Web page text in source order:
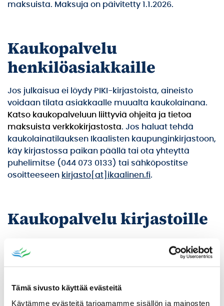
Tämä sivusto käyttää evästeitä
Käytämme evästeitä tarjoamamme sisällön ja mainosten
maksuista. Maksuja on päivitetty 1.1.2026.
Kaukopalvelu
henkilöasiakkaille
Jos julkaisua ei löydy PIKI-kirjastoista, aineisto
voidaan tilata asiakkaalle muualta kaukolainana.
Katso kaukopalveluun liittyviä ohjeita ja tietoa
maksuista verkkokirjastosta. Jos haluat tehdä
kaukolainatilauksen Ikaalisten kaupunginkirjastoon,
käy kirjastossa paikan päällä tai ota yhteyttä
puhelimitse (044 073 0133) tai sähköpostitse
osoitteeseen kirjasto[at]ikaalinen.fi.
Kaukopalvelu kirjastoille
veloittaa kaukolainoista 10 €/kaukolaina, joka
laskutetaan tilaajakirjastolta jälkikäteen.